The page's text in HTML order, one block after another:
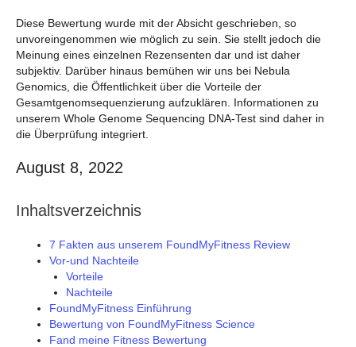
Diese Bewertung wurde mit der Absicht geschrieben, so
unvoreingenommen wie möglich zu sein. Sie stellt jedoch die
Meinung eines einzelnen Rezensenten dar und ist daher
subjektiv. Darüber hinaus bemühen wir uns bei Nebula
Genomics, die Öffentlichkeit über die Vorteile der
Gesamtgenomsequenzierung aufzuklären. Informationen zu
unserem Whole Genome Sequencing DNA-Test sind daher in
die Überprüfung integriert.
August 8, 2022
Inhaltsverzeichnis
7 Fakten aus unserem FoundMyFitness Review
Vor-und Nachteile
Vorteile
Nachteile
FoundMyFitness Einführung
Bewertung von FoundMyFitness Science
Fand meine Fitness Bewertung